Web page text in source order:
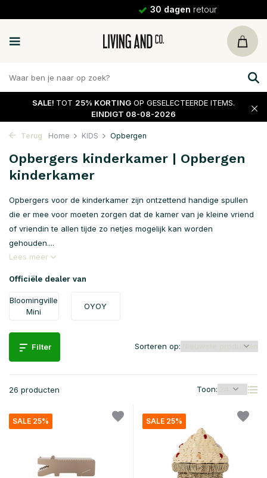
30 dagen retour
SALE! TOT 25% KORTING OP GESELECTEERDE ITEMS.
EINDIGT 08-08-2026
Terug Home KIDS Opbergen
Opbergers kinderkamer | Opbergen
kinderkamer
Opbergers voor de kinderkamer zijn ontzettend handige spullen
die er mee voor moeten zorgen dat de kamer van je kleine vriend
of vriendin te allen tijde zo netjes mogelijk kan worden
gehouden....
Lees meer
Officiële dealer van
Bloomingville
Mini
OYOY
Filter
26 producten Toon:
Sorteren op:
SALE 25% SALE 25%